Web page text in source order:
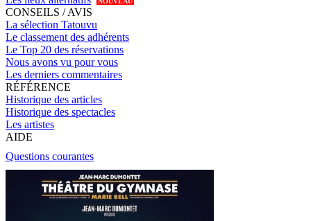
CONSEILS / AVIS
La sélection Tatouvu
Le classement des adhérents
Le Top 20 des réservations
Nous avons vu pour vous
Les derniers commentaires
RÉFÉRENCE
Historique des articles
Historique des spectacles
Les artistes
AIDE
Questions courantes